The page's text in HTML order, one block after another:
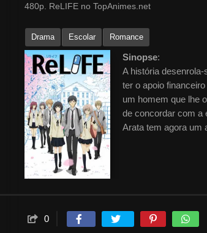
480p. ReLIFE no TopAnimes.net
Drama Escolar Romance
Sinopse:
A história
ter o apoio
um homem que lhe
de concordar com a
Arata tem agora um
0